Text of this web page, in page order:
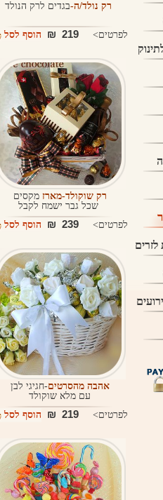
רק נולד/ה-בגדים לרק הנולד
לפרטים>219 ₪ הוסף לסל
רק שוקולד-מארזמקסים
שכל גבר ישמח לקבל
לפרטים>239 ₪ הוסף לסל
אהבה מהסרטים-חגיגי לבן
עם מלא שוקולד
לפרטים>219 ₪ הוסף לסל